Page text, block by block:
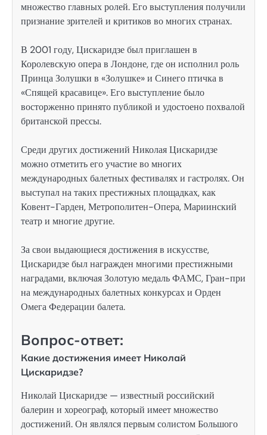
множество главных ролей. Его выступления получили
признание зрителей и критиков во многих странах.
В 2001 году, Цискаридзе был приглашен в
Королевскую опера в Лондоне, где он исполнил роль
Принца Золушки в «Золушке» и Синего птичка в
«Спящей красавице». Его выступление было
восторженно принято публикой и удостоено похвалой
британской прессы.
Среди других достижений Николая Цискаридзе
можно отметить его участие во многих
международных балетных фестивалях и гастролях. Он
выступал на таких престижных площадках, как
Ковент-Гарден, Метрополитен-Опера, Мариинский
театр и многие другие.
За свои выдающиеся достижения в искусстве,
Цискаридзе был награжден многими престижными
наградами, включая Золотую медаль ФАМС, Гран-при
на международных балетных конкурсах и Орден
Омега Федерации балета.
Вопрос-ответ:
Какие достижения имеет Николай
Цискаридзе?
Николай Цискаридзе — известный российский
балерин и хореограф, который имеет множество
достижений. Он являлся первым солистом Большого